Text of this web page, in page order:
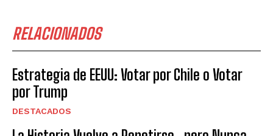
RELACIONADOS
Estrategia de EEUU: Votar por Chile o Votar
por Trump
DESTACADOS